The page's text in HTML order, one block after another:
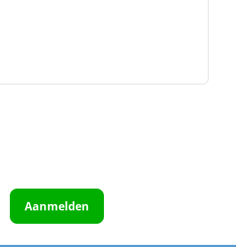
Aanmelden